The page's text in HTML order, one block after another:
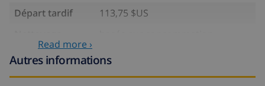
Départ tardif
113,75 $US
supplémentaire
Fonds
d'annulation:
4.80% du montant total
Read more ›
Autres informations